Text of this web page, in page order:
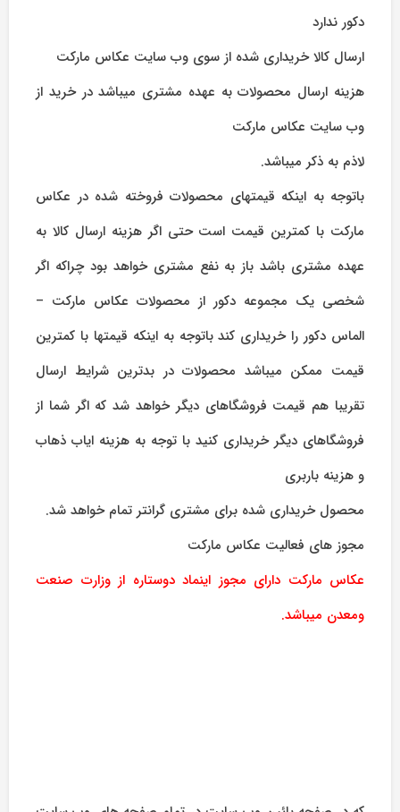
دکور ندارد
ارسال کالا خریداری شده از سوی وب سایت عکاس مارکت
هزینه ارسال محصولات به عهده مشتری میباشد در خرید از
وب سایت عکاس مارکت
لاذم به ذکر میباشد.
باتوجه به اینکه قیمتهای محصولات فروخته شده در عکاس
مارکت با کمترین قیمت است حتی اگر هزینه ارسال کالا به
عهده مشتری باشد باز به نفع مشتری خواهد بود چراکه اگر
شخصی یک مجموعه دکور از محصولات عکاس مارکت –
الماس دکور را خریداری کند باتوجه به اینکه قیمتها با کمترین
قیمت ممکن میباشد محصولات در بدترین شرایط ارسال
تقریبا هم قیمت فروشگاهای دیگر خواهد شد که اگر شما از
فروشگاهای دیگر خریداری کنید با توجه به هزینه ایاب ذهاب
و هزینه باربری
محصول خریداری شده برای مشتری گرانتر تمام خواهد شد.
مجوز های فعالیت عکاس مارکت
عکاس مارکت دارای مجوز اینماد دوستاره از وزارت صنعت
ومعدن میباشد.